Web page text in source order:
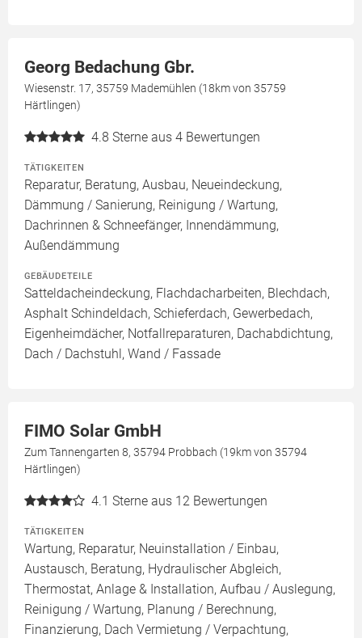
Georg Bedachung Gbr.
Wiesenstr. 17, 35759 Mademühlen (18km von 35759
Härtlingen)
4.8 Sterne aus 4 Bewertungen
TÄTIGKEITEN
Reparatur, Beratung, Ausbau, Neueindeckung,
Dämmung / Sanierung, Reinigung / Wartung,
Dachrinnen & Schneefänger, Innendämmung,
Außendämmung
GEBÄUDETEILE
Satteldacheindeckung, Flachdacharbeiten, Blechdach,
Asphalt Schindeldach, Schieferdach, Gewerbedach,
Eigenheimdächer, Notfallreparaturen, Dachabdichtung,
Dach / Dachstuhl, Wand / Fassade
FIMO Solar GmbH
Zum Tannengarten 8, 35794 Probbach (19km von 35794
Härtlingen)
4.1 Sterne aus 12 Bewertungen
TÄTIGKEITEN
Wartung, Reparatur, Neuinstallation / Einbau,
Austausch, Beratung, Hydraulischer Abgleich,
Thermostat, Anlage & Installation, Aufbau / Auslegung,
Reinigung / Wartung, Planung / Berechnung,
Finanzierung, Dach Vermietung / Verpachtung,